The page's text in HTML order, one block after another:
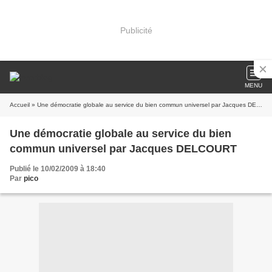
Publicité
MENU
Accueil » Une démocratie globale au service du bien commun universel par Jacques DELCOURT
Une démocratie globale au service du bien
commun universel par Jacques DELCOURT
Publié le 10/02/2009 à 18:40
Par pico